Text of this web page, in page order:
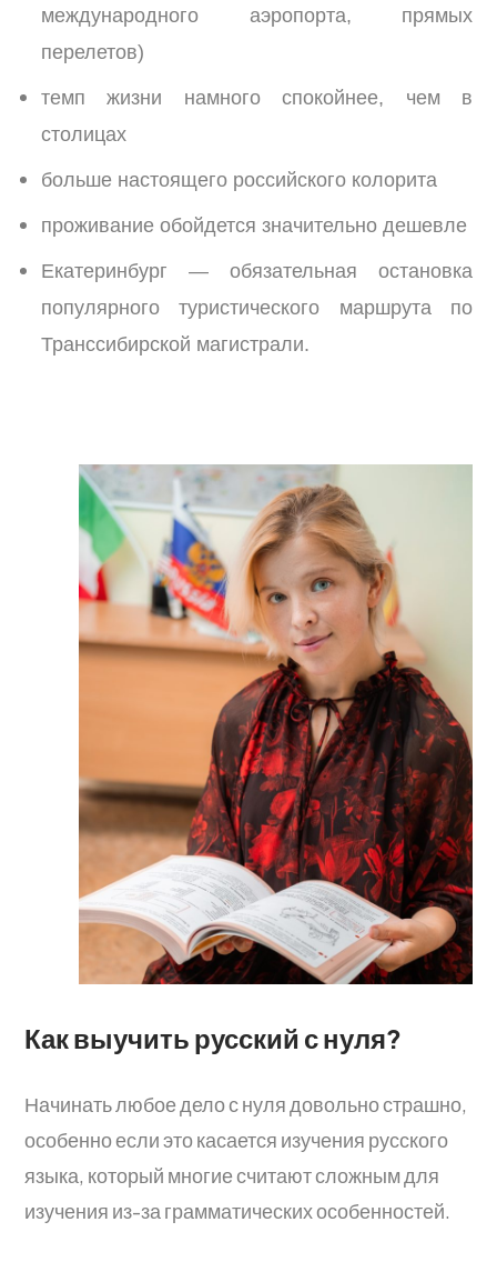
международного аэропорта, прямых
перелетов)
темп жизни намного спокойнее, чем в
столицах
больше настоящего российского колорита
проживание обойдется значительно дешевле
Екатеринбург — обязательная остановка
популярного туристического маршрута по
Транссибирской магистрали.
Как выучить русский с нуля?
Начинать любое дело с нуля довольно страшно,
особенно если это касается изучения русского
языка, который многие считают сложным для
изучения из-за грамматических особенностей.